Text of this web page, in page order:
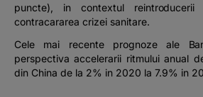
puncte), in contextul
contracararea crizei sanitare.
Cele mai recente prognoze ale
perspectiva accelerarii ritmului anual
din China de la 2% in 2020 la 7.9% in